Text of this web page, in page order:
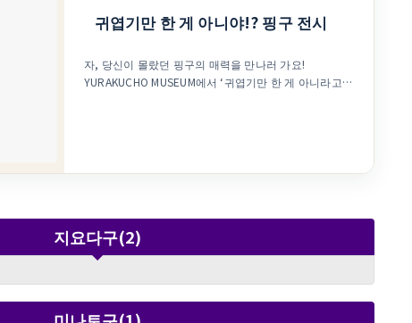
귀엽기만 한 게 아니야!? 핑구 전시
자, 당신이 몰랐던 핑구의 매력을 만나러 가요!
YURAKUCHO MUSEUM에서 ‘귀엽기만 한 게 아니라고!?
로 탄생시킨 작품입니다. 펭귄 소년 핑구와 친구들이 펼
튜디오 기록, 콘티 등 제작 자료를 선보입니다. 핑구의
풍부한 표정, 클레이 특유의 독특한 움직임과 형태, 신기
니다. 전시는 2026년 7월 10일(금)부터 9월 6일(일)까
지요다구(2)